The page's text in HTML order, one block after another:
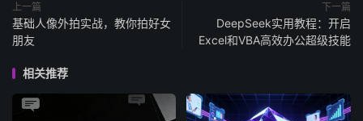
上一篇
基础人像外拍实战，教你拍好女
朋友
下一篇
DeepSeek实用教程：开启
Excel和VBA高效办公超级技能
相关推荐